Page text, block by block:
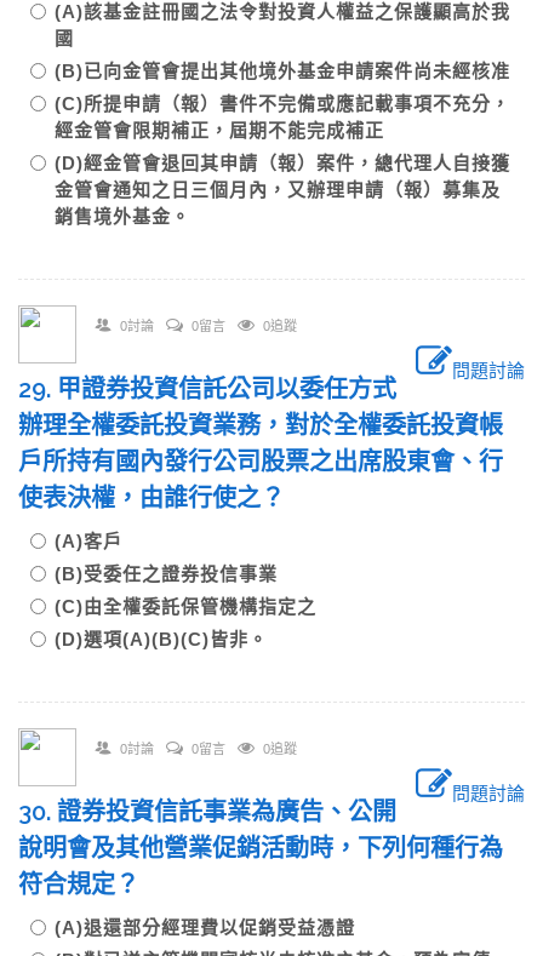
(A)該基金註冊國之法令對投資人權益之保護顯高於我
國
(B)已向金管會提出其他境外基金申請案件尚未經核准
(C)所提申請（報）書件不完備或應記載事項不充分，
經金管會限期補正，屆期不能完成補正
(D)經金管會退回其申請（報）案件，總代理人自接獲
金管會通知之日三個月內，又辦理申請（報）募集及
銷售境外基金。
0討論 0留言 0追蹤
問題討論
29. 甲證券投資信託公司以委任方式
辦理全權委託投資業務，對於全權委託投資帳
戶所持有國內發行公司股票之出席股東會、行
使表決權，由誰行使之？
(A)客戶
(B)受委任之證券投信事業
(C)由全權委託保管機構指定之
(D)選項(A)(B)(C)皆非。
0討論 0留言 0追蹤
問題討論
30. 證券投資信託事業為廣告、公開
說明會及其他營業促銷活動時，下列何種行為
符合規定？
(A)退還部分經理費以促銷受益憑證